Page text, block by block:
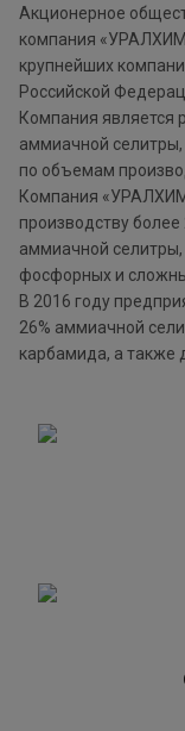
Акционерное
компания
крупнейших
Российской
Компания является
аммиачной селитры,
по объемам
Компания
производству
аммиачной
фосфорных и
В 2016 году
26% аммиачной
карбамида, а также